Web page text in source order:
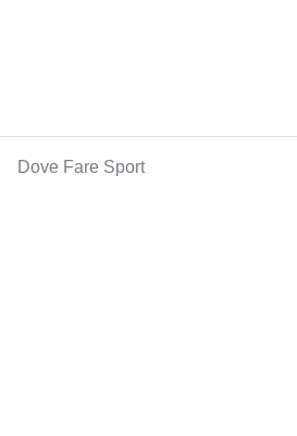
Dove Fare Sport